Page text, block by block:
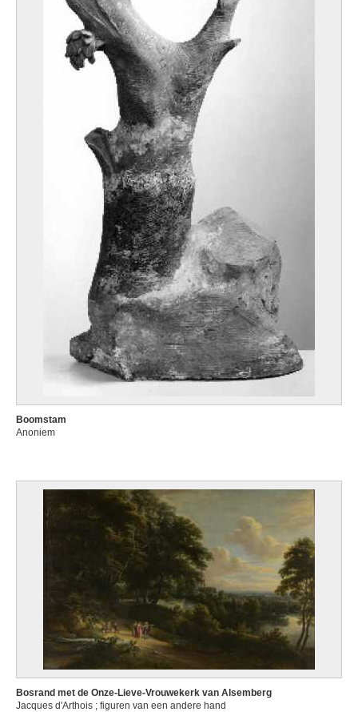
Boomstam
Anoniem
Bosrand met de Onze-Lieve-Vrouwekerk van Alsemberg
Jacques d'Arthois ; figuren van een andere hand